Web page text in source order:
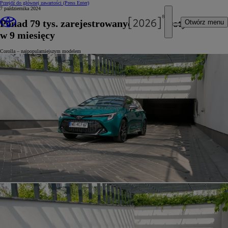
Przejdź do głównej zawartości (Press Enter)
Otwórz menu
7 października 2024
Ponad 79 tys. zarejestrowanych aut Toyoty
w 9 miesięcy
Corolla – najpopularniejszym modelem